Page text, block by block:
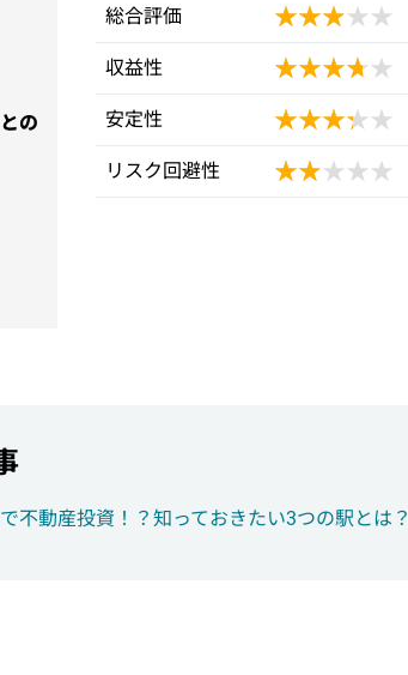
の
総合評価 ★★★★★
★★★★★
収益性 ★★★★★
★★★★★
安定性 ★★★★★
★★★★★
リスク回避性 ★★★★★
★★★★★
不動産投資！？知っておきたい3つの駅とは？